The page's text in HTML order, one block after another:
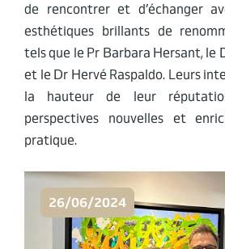
de rencontrer et d’échanger
esthétiques brillants de
tels que le Pr Barbara Hersant, le
et le Dr Hervé Raspaldo. Leurs
la hauteur de leur
perspectives nouvelles et
pratique.
26/06/2024